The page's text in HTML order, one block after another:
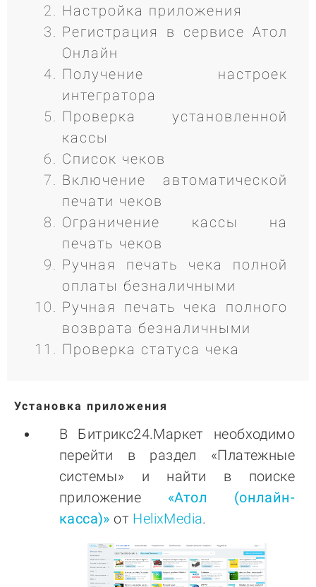
Настройка приложения
Регистрация в сервисе Атол
Онлайн
Получение настроек
интегратора
Проверка установленной
кассы
Список чеков
Включение автоматической
печати чеков
Ограничение кассы на
печать чеков
Ручная печать чека полной
оплаты безналичными
Ручная печать чека полного
возврата безналичными
Проверка статуса чека
Установка приложения
В Битрикс24.Маркет необходимо
перейти в раздел «Платежные
системы» и найти в поиске
приложение «Атол (онлайн-
касса)» от HelixMedia.